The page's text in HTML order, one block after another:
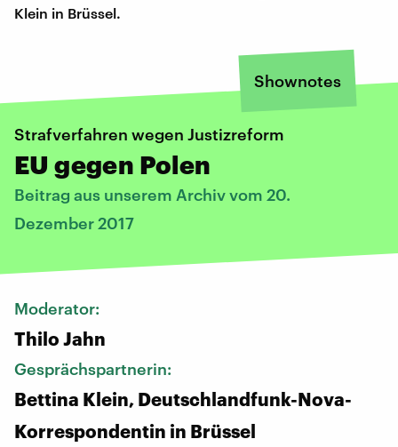
Klein in Brüssel.
Shownotes
Strafverfahren wegen Justizreform
EU gegen Polen
Beitrag aus unserem Archiv vom 20.
Dezember 2017
Moderator:
Thilo Jahn
Gesprächspartnerin:
Bettina Klein, Deutschlandfunk-Nova-
Korrespondentin in Brüssel